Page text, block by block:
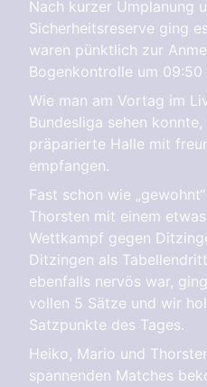
Nach kurzer Umplanung
Sicherheitsreserve ging
waren pünktlich zur
Bogenkontrolle um 09:50
Wie man am Vortag im
Bundesliga sehen
präparierte Halle mit
empfangen.
Fast schon wie
Thorsten mit einem
Wettkampf gegen
Ditzingen als
ebenfalls nervös war,
vollen 5 Sätze und wir
Satzpunkte des Tages.
Heiko, Mario und
spannenden Matches